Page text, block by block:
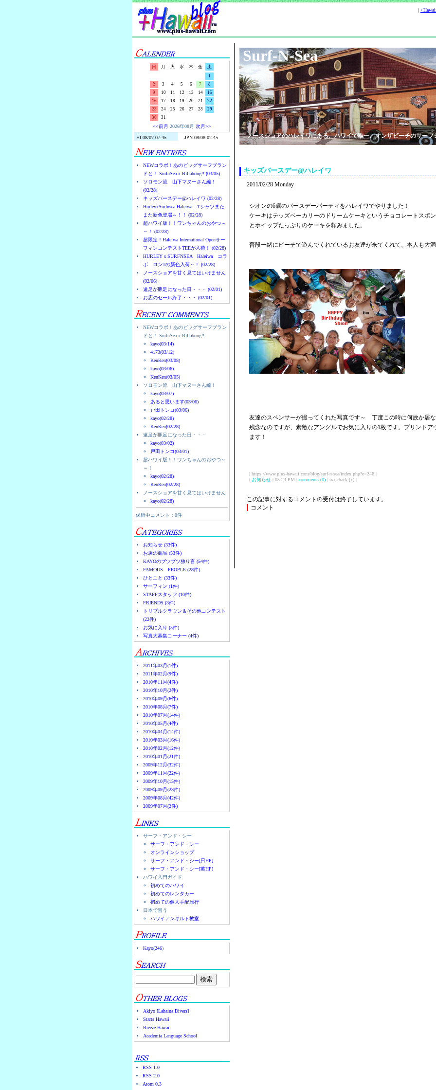
|
日 月 火 水 木 金
土
1
2
3 4 5 6 7
8
9
10 11 12 13 14
15
16
17 18 19 20 21
22
23
24 25 26 27 28
29
30
31
<<前月 2026年08月 次月>>
NEWコラボ！あのビッグサーフブラン
ドと！ SurfnSea x Billabong!! (03/05)
ソロモン流 山下マヌーさん編！
(02/28)
キッズバースデー@ハレイワ (02/28)
HurleyxSurfnsea Haleiwa Tシャツまた
また新色登場～！！ (02/28)
超ハワイ版！！ワンちゃんのおやつ～
～！ (02/28)
超限定！Haleiwa International Openサー
フィンコンテストTEEが入荷！ (02/28)
HURLEYｘSURFNSEA Haleiwa コラ
ボ ロンTの新色入荷～！ (02/28)
ノースショアを甘く見てはいけません
(02/06)
遠足が豚足になった日・・・ (02/01)
お店のセール終了・・・ (02/01)
NEWコラボ！あのビッグサーフブラン
ドと！ SurfnSea x Billabong!!
kayo(03/14)
4173(03/12)
KenKen(03/08)
kayo(03/06)
KenKen(03/05)
ソロモン流 山下マヌーさん編！
kayo(03/07)
あると思います(03/06)
戸田トンコ(03/06)
kayo(02/28)
KenKen(02/28)
遠足が豚足になった日・・・
kayo(03/02)
戸田トンコ(03/01)
超ハワイ版！！ワンちゃんのおやつ～
～！
kayo(02/28)
KenKen(02/28)
ノースショアを甘く見てはいけません
kayo(02/28)
保留中コメント：0件
お知らせ (33件)
お店の商品 (53件)
KAYOのブツブツ独り言 (54件)
FAMOUS PEOPLE (28件)
ひとこと (33件)
サーフィン (1件)
STAFFスタッフ (10件)
FRIENDS (3件)
トリプルクラウン＆その他コンテスト
(22件)
お気に入り (5件)
写真大募集コーナー (4件)
2011年03月(1件)
2011年02月(9件)
2010年11月(4件)
2010年10月(2件)
2010年09月(6件)
2010年08月(7件)
2010年07月(14件)
2010年05月(4件)
2010年04月(14件)
2010年03月(16件)
2010年02月(12件)
2010年01月(21件)
2009年12月(32件)
2009年11月(22件)
2009年10月(15件)
2009年09月(23件)
2009年08月(42件)
2009年07月(2件)
サーフ・アンド・シー
サーフ・アンド・シー
オンラインショップ
サーフ・アンド・シー[日HP]
サーフ・アンド・シー[英HP]
ハワイ入門ガイド
初めてのハワイ
初めてのレンタカー
初めての個人手配旅行
日本で習う
ハワイアンキルト教室
Kayo(246)
Akiyo [Lahaina Divers]
Starts Hawaii
Breeze Hawaii
Academia Language School
RSS 1.0
RSS 2.0
Atom 0.3
Surf-N-Sea
ノースショアのハレイワにある、ハワイで唯一、オンザビーチのサーフ
キッズバースデー@ハレイワ
2011/02/28 Monday
シオンの6歳のバースデーパーティをハレイワでやりました！
ケーキはテッズベーカリーのドリームケーキというチョコレートスポ
とホイップたっぷりのケーキを頼みました。
普段一緒にビーチで遊んでくれているお友達が来てくれて、本人も大
友達のスペンサーが撮ってくれた写真です～ 丁度この時に何故か居
残念なのですが、素敵なアングルでお気に入りの1枚です。プリントア
ます！
| https://www.plus-hawaii.com/blog/surf-n-sea/index.php?e=246 |
| お知らせ | 05:23 PM | comments (0) | trackback (x) |
この記事に対するコメントの受付は終了しています。
コメント